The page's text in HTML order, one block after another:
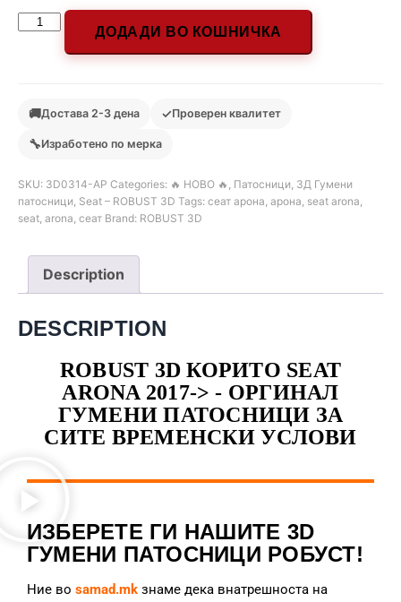
ДОДАДИ ВО КОШНИЧКА
🚚Достава 2-3 дена ✓Проверен квалитет
🔧Изработено по мерка
SKU: 3D0314-АР Categories: 🔥 НОВО 🔥 , Патосници, 3Д Гумени
патосници, Seat – ROBUST 3D Tags: сеат арона, арона, seat arona,
seat, arona, сеат Brand: ROBUST 3D
Description
DESCRIPTION
ROBUST 3D КОРИТО SEAT
ARONA 2017-> - ОРГИНАЛ
ГУМЕНИ ПАТОСНИЦИ ЗА
СИТЕ ВРЕМЕНСКИ УСЛОВИ
ИЗБЕРЕТЕ ГИ НАШИТЕ 3D
ГУМЕНИ ПАТОСНИЦИ РОБУСТ!
Ние во samad.mk знаме дека внатрешноста на